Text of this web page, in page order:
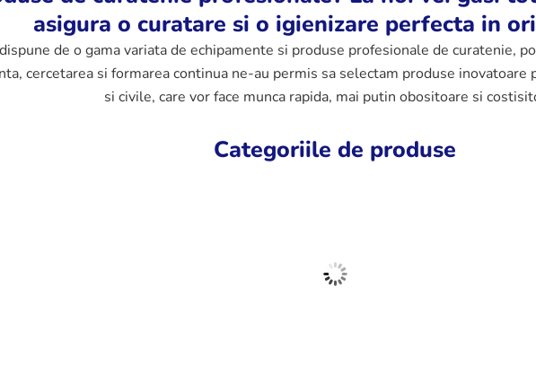
asigura o curatare si o igienizare perfecta in
de o gama variata de echipamente si produse profesionale de curatenie,
cercetarea si formarea continua ne-au permis sa selectam produse
si civile, care vor face munca rapida, mai putin obositoare si
Categoriile de produse